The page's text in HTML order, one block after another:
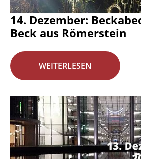
14. Dezember:
Beck aus Römerstein
WEITERLESEN